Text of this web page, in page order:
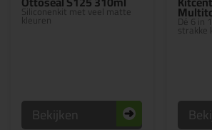
Siliconenkit met veel matte
kleuren
Bekijken
Dé 6 in
strakke